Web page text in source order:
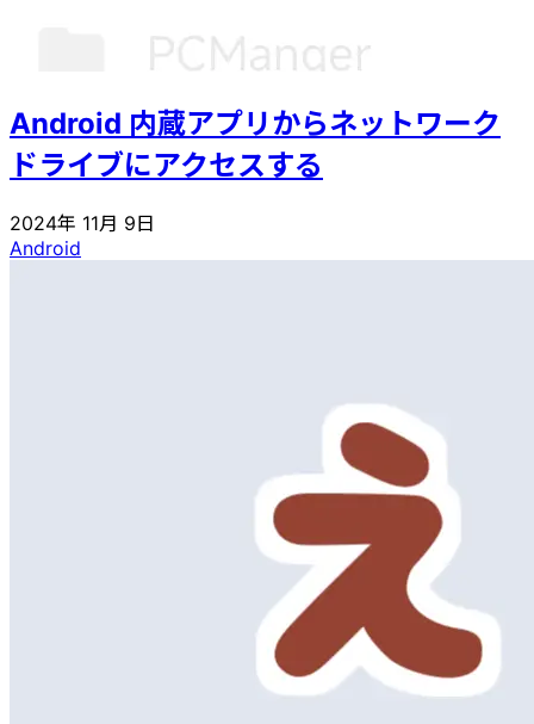
Android 内蔵アプリからネットワーク
ドライブにアクセスする
2024年 11月 9日
Android